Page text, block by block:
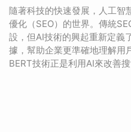
隨著科技的快速發展，人工智
優化（SEO）的世界。傳統
設，但AI技術的興起重新定義
據，幫助企業更準確地理解
BERT技術正是利用AI來改善